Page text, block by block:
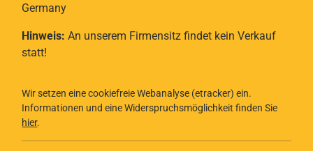
Germany
Hinweis: An unserem Firmensitz findet kein Verkauf
statt!
Wir setzen eine cookiefreie Webanalyse (etracker) ein.
Informationen und eine Widerspruchsmöglichkeit finden Sie
hier.